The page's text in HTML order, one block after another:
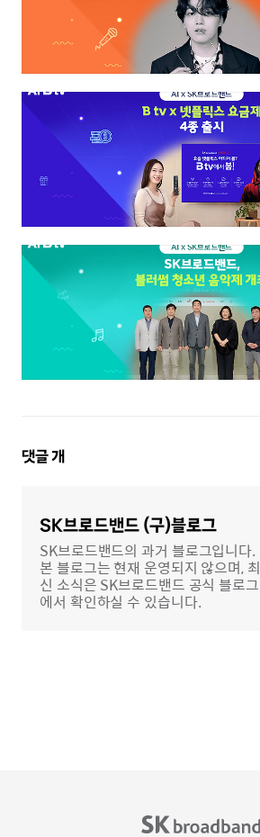
댓
댓글개
SK브로드밴드 (구)블로그
SK브로드밴드의 과거 블로그입니다.
본 블로그는 현재 운영되지 않으며, 최
신 소식은 SK브로드밴드 공식 블로그
에서 확인하실 수 있습니다.